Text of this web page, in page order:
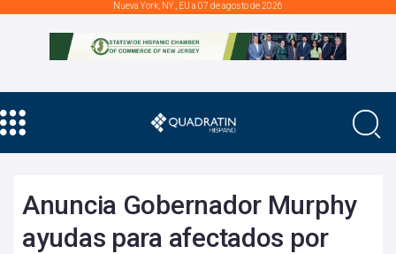
Nueva York, NY., EU a 07 de agosto de 2026
Anuncia Gobernador Murphy
ayudas para afectados por